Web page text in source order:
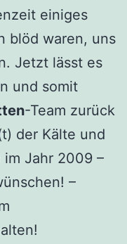
einiges
blöd waren, uns
Jetzt lässt es
und somit
-Team zurück
der Kälte und
im Jahr 2009 –
–